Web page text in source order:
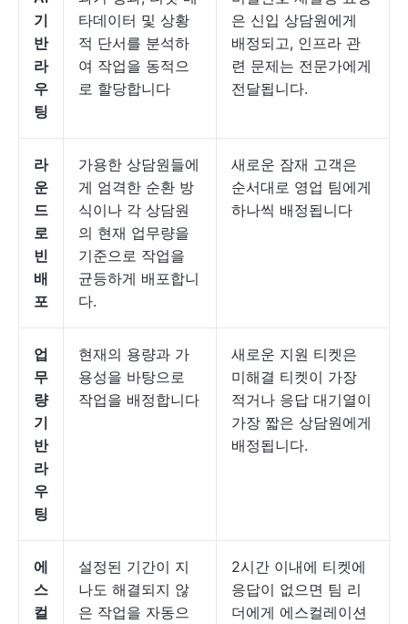
기
반
라
우
팅
타데이터 및 상황
적 단서를 분석하
여 작업을 동적으
로 할당합니다
은 신입 상담원에게
배정되고, 인프라 관
련 문제는 전문가에게
전달됩니다.
라
운
드
로
빈
배
포
가용한 상담원들에
게 엄격한 순환 방
식이나 각 상담원
의 현재 업무량을
기준으로 작업을
균등하게 배포합니
다.
새로운 잠재 고객은
순서대로 영업 팀에게
하나씩 배정됩니다
업
무
량
기
반
라
우
팅
현재의 용량과 가
용성을 바탕으로
작업을 배정합니다
새로운 지원 티켓은
미해결 티켓이 가장
적거나 응답 대기열이
가장 짧은 상담원에게
배정됩니다.
에
스
컬
설정된 기간이 지
나도 해결되지 않
은 작업을 자동으
2시간 이내에 티켓에
응답이 없으면 팀 리
더에게 에스컬레이션